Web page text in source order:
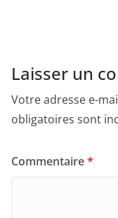
Laisser un
Votre adresse e-
obligatoires sont
Commentaire*